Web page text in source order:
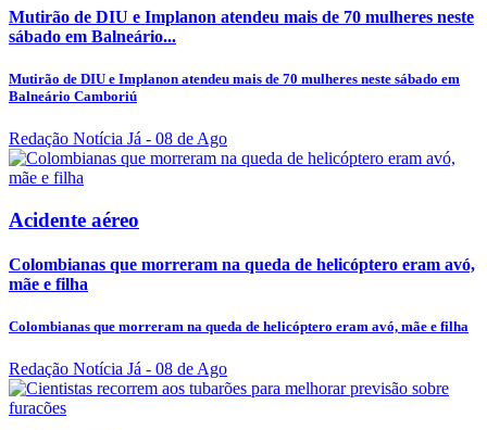
Mutirão de DIU e Implanon atendeu mais de 70 mulheres neste
sábado em Balneário...
Mutirão de DIU e Implanon atendeu mais de 70 mulheres neste sábado em
Balneário Camboriú
Redação Notícia Já - 08 de Ago
Acidente aéreo
Colombianas que morreram na queda de helicóptero eram avó,
mãe e filha
Colombianas que morreram na queda de helicóptero eram avó, mãe e filha
Redação Notícia Já - 08 de Ago